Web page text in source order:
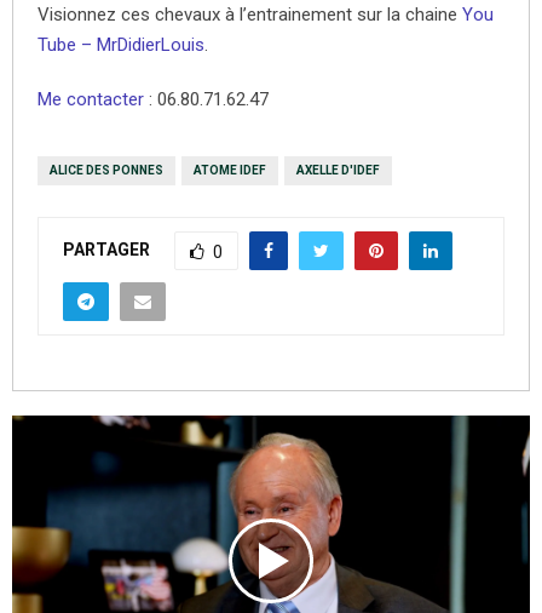
Visionnez ces chevaux à l’entrainement sur la chaine You
Tube – MrDidierLouis.
Me contacter : 06.80.71.62.47
ALICE DES PONNES ATOME IDEF AXELLE D'IDEF
PARTAGER 0